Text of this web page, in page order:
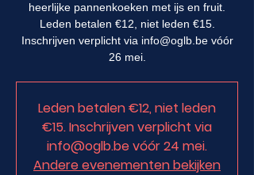
heerlijke pannenkoeken met ijs en fruit.
Leden betalen €12, niet leden €15.
Inschrijven verplicht via info@oglb.be vóór
26 mei.
Leden betalen €12, niet leden
€15. Inschrijven verplicht via
info@oglb.be vóór 24 mei.
Andere evenementen bekijken